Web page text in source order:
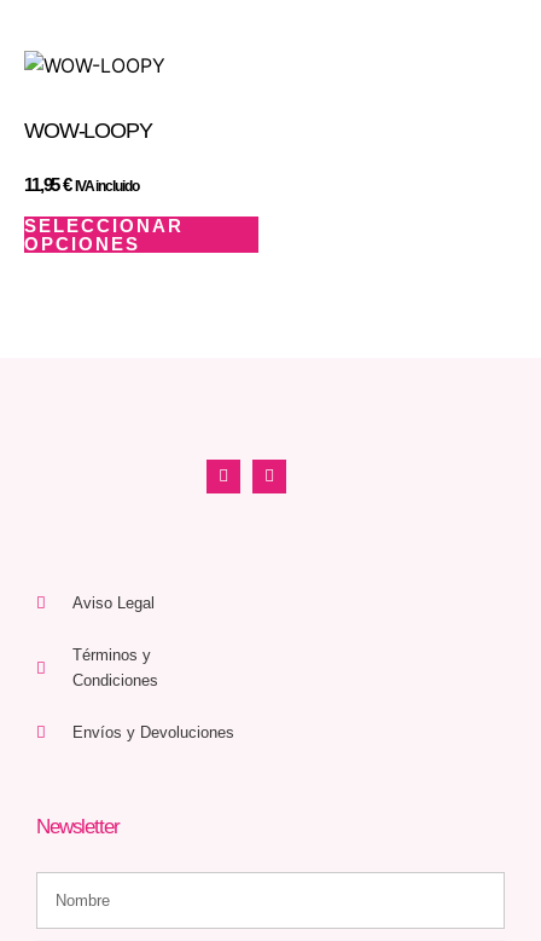
WOW-LOOPY
11,95€ IVA incluido
SELECCIONAR
OPCIONES
Aviso Legal
Términos y
Condiciones
Envíos y Devoluciones
Newsletter